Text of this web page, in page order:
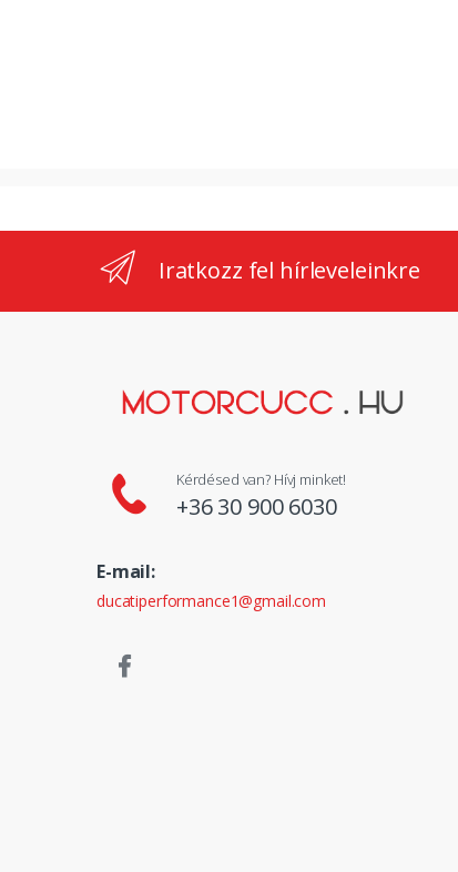
Iratkozz fel hírleveleinkre
Kérdésed van? Hívj minket!
+36 30 900 6030
E-mail:
ducatiperformance1@gmail.com